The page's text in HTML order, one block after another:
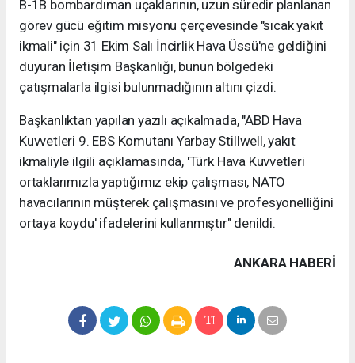
B-1B bombardıman uçaklarının, uzun süredir planlanan
görev gücü eğitim misyonu çerçevesinde "sıcak yakıt
ikmali" için 31 Ekim Salı İncirlik Hava Üssü'ne geldiğini
duyuran İletişim Başkanlığı, bunun bölgedeki
çatışmalarla ilgisi bulunmadığının altını çizdi.
Başkanlıktan yapılan yazılı açıkalmada, "ABD Hava
Kuvvetleri 9. EBS Komutanı Yarbay Stillwell, yakıt
ikmaliyle ilgili açıklamasında, 'Türk Hava Kuvvetleri
ortaklarımızla yaptığımız ekip çalışması, NATO
havacılarının müşterek çalışmasını ve profesyonelliğini
ortaya koydu' ifadelerini kullanmıştır" denildi.
ANKARA HABERİ